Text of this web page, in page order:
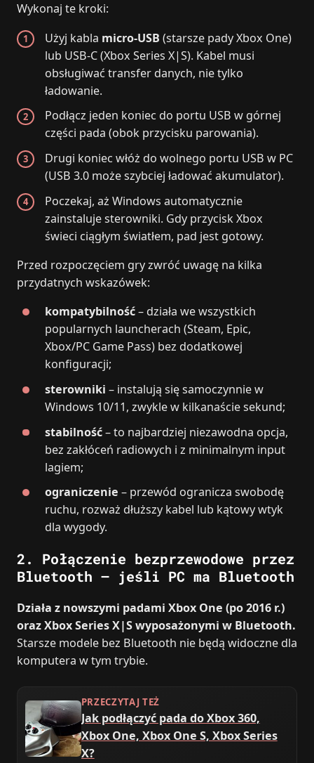
Wykonaj te kroki:
Użyj kabla micro‑USB (starsze pady Xbox One)
lub USB‑C (Xbox Series X|S). Kabel musi
obsługiwać transfer danych, nie tylko
ładowanie.
Podłącz jeden koniec do portu USB w górnej
części pada (obok przycisku parowania).
Drugi koniec włóż do wolnego portu USB w PC
(USB 3.0 może szybciej ładować akumulator).
Poczekaj, aż Windows automatycznie
zainstaluje sterowniki. Gdy przycisk Xbox
świeci ciągłym światłem, pad jest gotowy.
Przed rozpoczęciem gry zwróć uwagę na kilka
przydatnych wskazówek:
kompatybilność– działa we wszystkich
popularnych launcherach (Steam, Epic,
Xbox/PC Game Pass) bez dodatkowej
konfiguracji;
sterowniki – instalują się samoczynnie w
Windows 10/11, zwykle w kilkanaście sekund;
stabilność– to najbardziej niezawodna opcja,
bez zakłóceń radiowych i z minimalnym input
lagiem;
ograniczenie – przewód ogranicza swobodę
ruchu, rozważ dłuższy kabel lub kątowy wtyk
dla wygody.
2. Połączenie bezprzewodowe przez
Bluetooth – jeśli PC ma Bluetooth
Działa z nowszymi padami Xbox One (po 2016 r.)
oraz Xbox Series X|S wyposażonymi w Bluetooth.
Starsze modele bez Bluetooth nie będą widoczne dla
komputera w tym trybie.
PRZECZYTAJ TEŻ
Jak podłączyć pada do Xbox 360,
Xbox One, Xbox One S, Xbox Series
X?